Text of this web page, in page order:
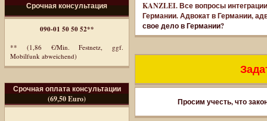
Срочная консультация
090-01 50 50 52**
** (1,86 €/Min. Festnetz, ggf.
Mobilfunk abweichend)
Срочная оплата консультации
(69,50 Euro)
KANZLEI. Все вопросы
Германии. Адвокат в Германии,
свое дело в Германии?
Просим учесть, что